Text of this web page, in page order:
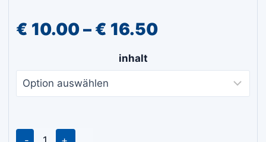
€ 10.00– € 16.50Preisspanne:
inhalt
SOUDAL